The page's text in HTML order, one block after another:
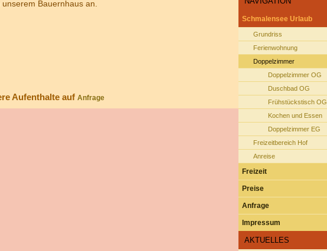
Bauernhaus an.
Aufenthalte auf Anfrage
Schmalensee Urlaub
Grundriss
Ferienwohnung
Doppelzimmer
Doppelzimmer OG
Duschbad OG
Frühstückstisch OG
Kochen und Essen
Doppelzimmer EG
Freizeitbereich Hof
Anreise
Freizeit
Preise
Anfrage
Impressum
AKTUELLES